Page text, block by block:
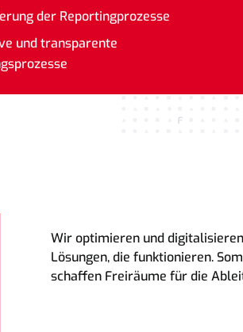
Die Netzwerkorganisation
der Reportingprozesse
und transparente
Wir optimieren und
Lösungen, die funktionieren.
schaffen Freiräume für die